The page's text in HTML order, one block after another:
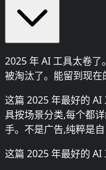
2025 年 AI 工具太卷
被淘汰了。能留到现在
这篇 2025 年最好的
具按场景分类,每个都
手。不是广告,纯粹是
这篇 2025 年最好的 AI